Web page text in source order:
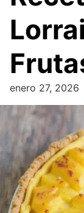
enero 27, 2026